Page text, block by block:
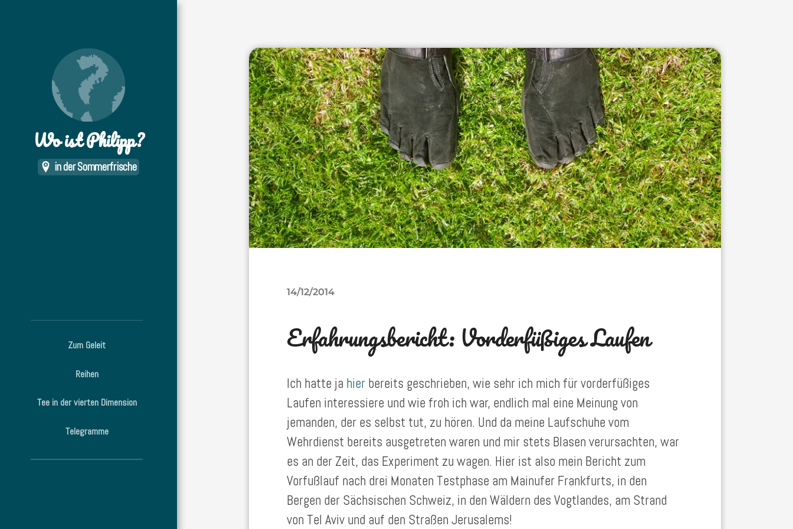
Wo ist Philipp?
in der Sommerfrische
Zum Geleit
Reihen
Tee in der vierten Dimension
Telegramme
14/12/2014
Erfahrungsbericht: Vorderfüßiges Laufen
Ich hatte ja hier bereits geschrieben, wie sehr ich mich für vorderfüßiges
Laufen interessiere und wie froh ich war, endlich mal eine Meinung von
jemanden, der es selbst tut, zu hören. Und da meine Laufschuhe vom
Wehrdienst bereits ausgetreten waren und mir stets Blasen verursachten, war
es an der Zeit, das Experiment zu wagen. Hier ist also mein Bericht zum
Vorfußlauf nach drei Monaten Testphase am Mainufer Frankfurts, in den
Bergen der Sächsischen Schweiz, in den Wäldern des Vogtlandes, am Strand
von Tel Aviv und auf den Straßen Jerusalems!